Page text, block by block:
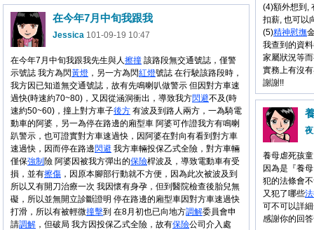
(4)額外想到,
扣薪, 也可以
(5)精神慰撫
我查到的資
家屬狀況等
實務上有沒
謝謝!!
在今年7月中旬我跟我
Jessica 101-09-19 10:47
在今年7月中旬我跟我先生與人擦撞 該路段無交通號誌，僅警
示號誌 我方為閃黃燈 ，另一方為閃紅燈號誌 在行駛該路段時，
我方因已知道無交通號誌，故有先鳴喇叭做警示 但因對方車速
過快(時速約70~80)，又因從涵洞衝出，導致我方閃避不及(時
速約50~60)，撞上對方車子後方 有波及到路人兩方，一為騎電
動車的阿婆，另一為停在路邊的廂型車 阿婆可作證我方有鳴喇
趴警示，也可證實對方車速過快，因阿婆在對向有看到對方車
速過快，因而停在路邊閃避 我方車輛投保乙式全險，對方車輛
僅保強制 險 阿婆因被我方彈出的保險桿波及，導致電動車有受
損，並有擦傷 ，因原本腳部行動就不方便，因為此次被波及到
所以又有開刀治療一次 我因懷有身孕，但到醫院檢查後胎兒無
礙，所以並無開立診斷證明 停在路邊的廂型車因對方車速過快
打滑，所以有被輕微撞擊到 在8月初也已向地方調解委員會申
請調解 ，但破局 我方因投保乙式全險，故有保險公司介入處
養母虐死孩
因為是『養
犯的法條會
又犯了哪些
可不可以詳
感謝你的回